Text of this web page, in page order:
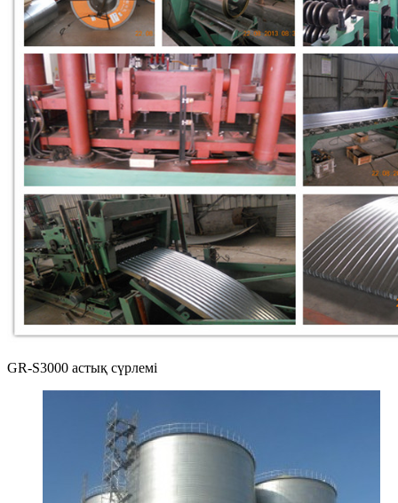
GR-S3000 астық сүрлемі